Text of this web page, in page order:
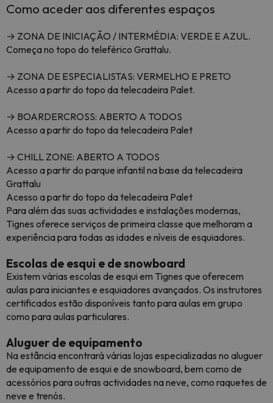
Como aceder aos diferentes espaços
→ ZONA DE INICIAÇÃO / INTERMÉDIA: VERDE E AZUL.
Começa no topo do teleférico Grattalu.
→ ZONA DE ESPECIALISTAS: VERMELHO E PRETO
Acesso a partir do topo da telecadeira Palet.
→ BOARDERCROSS: ABERTO A TODOS
Acesso a partir do topo da telecadeira Palet
→ CHILL ZONE: ABERTO A TODOS
Acesso a partir do parque infantil na base da telecadeira
Grattalu
Acesso a partir do topo da telecadeira Palet
Para além das suas actividades e instalações modernas,
Tignes oferece serviços de primeira classe que melhoram a
experiência para todas as idades e níveis de esquiadores.
Escolas de esqui e de snowboard
Existem várias escolas de esqui em Tignes que oferecem
aulas para iniciantes e esquiadores avançados. Os instrutores
certificados estão disponíveis tanto para aulas em grupo
como para aulas particulares.
Aluguer de equipamento
Na estância encontrará várias lojas especializadas no aluguer
de equipamento de esqui e de snowboard, bem como de
acessórios para outras actividades na neve, como raquetes de
neve e trenós.